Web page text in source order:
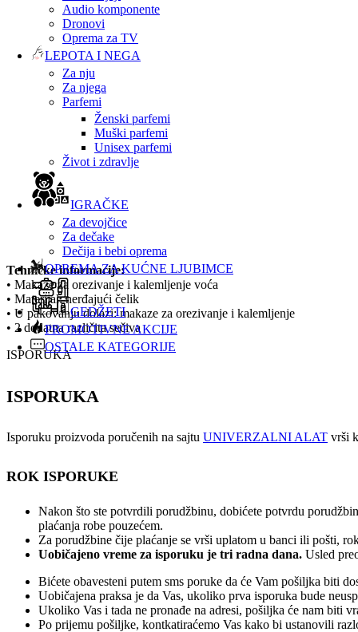
Audio komponente
Dronovi
Oprema za TV
LEPOTA I NEGA
Za nju
Za njega
Parfemi
Ženski parfemi
Muški parfemi
Unisex parfemi
Život i zdravlje
IGRAČKE
Za devojčice
Za dečake
Dečija i bebi oprema
OPREMA ZA KUĆNE LJUBIMCE
GEDŽETI
PROMOTIVNE AKCIJE
OSTALE KATEGORIJE
Tehničke informacije:
• Makaze za orezivanje i kalemljenje voća
• Materijal: nerđajući čelik
• U pakovanju dolazi: makaze za orezivanje i kalemljenje
• 2 dodatna različita sečiva
ISPORUKA
ISPORUKA
Isporuku proizvoda poručenih na sajtu UNIVERZALNI ALAT vrši
ROK ISPORUKE
Nakon što ste potvrdili porudžbinu, dobićete potvrdu
plaćanja robe pouzećem.
Za porudžbine čije plaćanje se vrši uplatom u banci ili pošti,
Uobičajeno vreme za isporuku je tri radna dana. Usled
Bićete obavesteni putem sms poruke da će Vam pošiljka biti
Uobičajena praksa je da Vas, ukoliko prva isporuka bude
Ukoliko Vas i tada ne pronađe na adresi, pošiljka će nam biti
Po prijemu pošiljke, kontkatiraćemo Vas kako bi ustanovili